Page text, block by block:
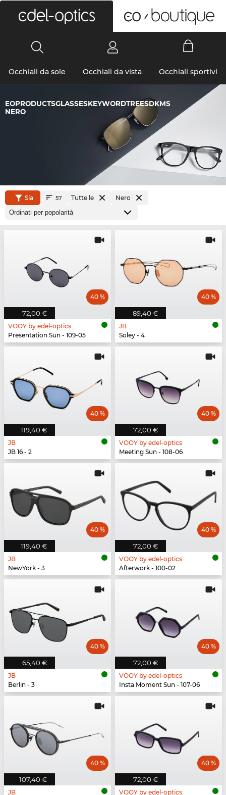
Occhiali da sole Occhiali da vista Occhiali sportivi
EOPRODUCTSGLASSESKEYWORDTREESDKMS
NERO
Sía 57 Tutte le Nero
72,00 €
40 %
VOOY by edel-optics
Presentation Sun - 109-05
89,40 €
40 %
JB
Soley - 4
119,40 €
40 %
JB
JB 16 - 2
72,00 €
40 %
VOOY by edel-optics
Meeting Sun - 108-06
119,40 €
40 %
JB
NewYork - 3
72,00 €
40 %
VOOY by edel-optics
Afterwork - 100-02
65,40 €
40 %
JB
Berlin - 3
72,00 €
40 %
VOOY by edel-optics
Insta Moment Sun - 107-06
107,40 €
40 %
JB
72,00 €
40 %
VOOY by edel-optics